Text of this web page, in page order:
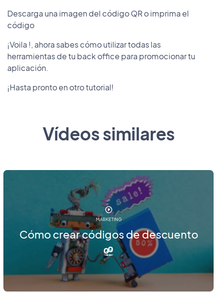
Descarga una imagen del código QR o imprima el
código
¡Voila !, ahora sabes cómo utilizar todas las
herramientas de tu back office para promocionar tu
aplicación.
¡Hasta pronto en otro tutorial!
Vídeos similares
MARKETING
Cómo crear códigos de descuento